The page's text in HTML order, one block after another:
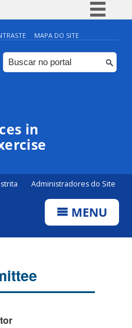
Simplifique!
Comunica BR
Participe
MAPA DO SITE
in
Administradores do Site
MENU